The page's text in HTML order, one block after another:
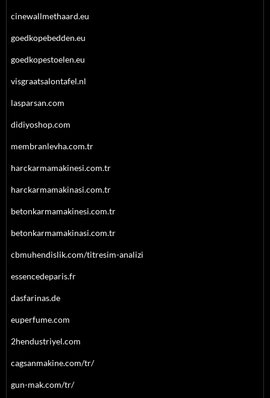
cinewallmethaard.eu
goedkopebedden.eu
goedkopestoelen.eu
visgraatsalontafel.nl
lasparsan.com
didiyoshop.com
membranlevha.com.tr
harckarmamakinesi.com.tr
harckarmamakinasi.com.tr
betonkarmamakinesi.com.tr
betonkarmamakinasi.com.tr
cbmuhendislik.com/titresim-analizi
essencedeparis.fr
dasfarinas.de
euperfume.com
2hendustriyel.com
cagsanmakine.com/tr/
gun-mak.com/tr/